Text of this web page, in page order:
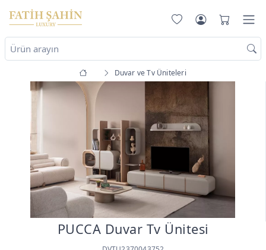
Duvar ve Tv Üniteleri
PUCCA Duvar Tv Ünitesi